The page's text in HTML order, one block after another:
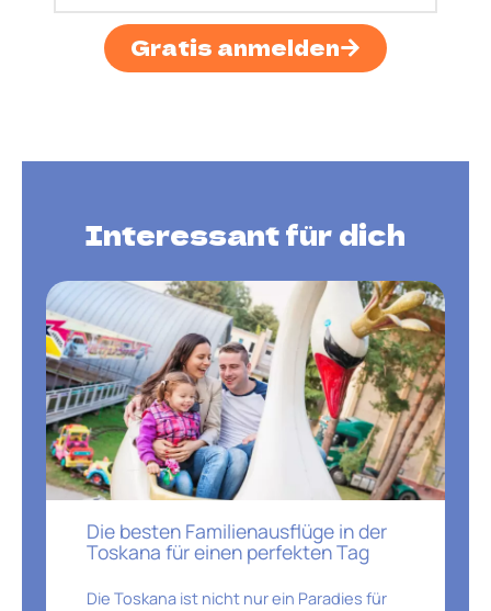
Gratis anmelden
Interessant für dich
Die besten Familienausflüge in der
Toskana für einen perfekten Tag
Die Toskana ist nicht nur ein Paradies für